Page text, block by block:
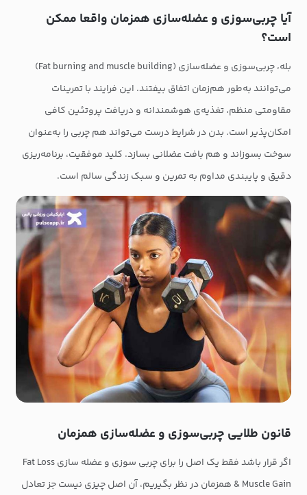
آیا چربی‌سوزی و عضله‌سازی همزمان واقعا ممکن
است؟
بله، چربی‌سوزی و عضله‌سازی (Fat burning and muscle building)
می‌توانند به‌طور هم‌زمان اتفاق بیفتند. این فرایند با تمرینات
مقاومتی منظم، تغذیه‌ی هوشمندانه و دریافت پروتئین کافی
امکان‌پذیر است. بدن در شرایط درست می‌تواند هم چربی را به‌عنوان
سوخت بسوزاند و هم بافت عضلانی بسازد. کلید موفقیت، برنامه‌ریزی
دقیق و پایبندی مداوم به تمرین و سبک زندگی سالم است.
قانون طلایی چربی‌سوزی و عضله‌سازی همزمان
اگر قرار باشد فقط یک اصل را برای چربی سوزی و عضله سازی Fat Loss
& Muscle Gain همزمان در نظر بگیریم، آن اصل چیزی نیست جز تعادل